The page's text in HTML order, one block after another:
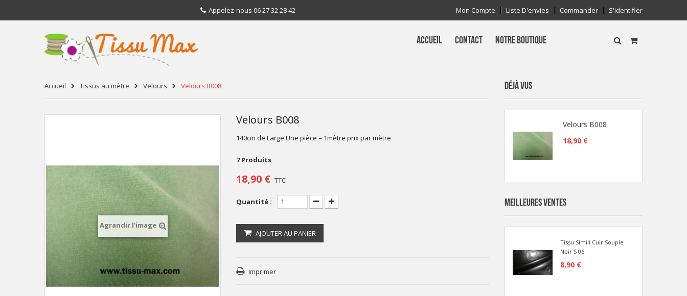
Mon Compte Liste D'envies Commander S'identifier
Appelez-nous 06 27 32 28 42
ACCUEIL CONTACT NOTRE BOUTIQUE
Accueil Tissus au mètre Velours Velours B008
Agrandir l'image
Velours B008
140cm de Large Une pièce = 1mètre prix par mètre
7 Produits
18,90 € TTC
Quantité :
AJOUTER AU PANIER
Imprimer
DÉJÀ VUS
Velours B008
18,90 €
MEILLEURES VENTES
Tissu Simili Cuir Souple
Noir S 06
8,90 €